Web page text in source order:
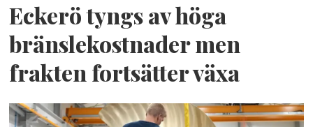
Eckerö tyngs av höga
bränslekostnader men
frakten fortsätter växa